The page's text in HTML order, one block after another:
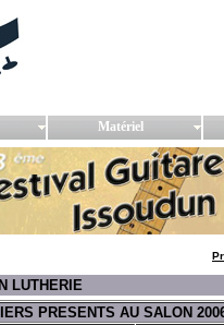
Matériel
LUTHERIE
PRESENTS AU SALON